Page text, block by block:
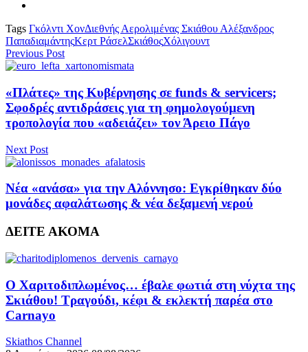
Tags Γκόλντι ΧονΔιεθνής Αερολιμένας Σκιάθου Αλέξανδρος
ΠαπαδιαμάντηςΚερτ ΡάσελΣκιάθοςΧόλιγουντ
Previous Post
«Πλάτες» της Κυβέρνησης σε funds & servicers;
Σφοδρές αντιδράσεις για τη φημολογούμενη
τροπολογία που «αδειάζει» τον Άρειο Πάγο
Next Post
Νέα «ανάσα» για την Αλόννησο: Εγκρίθηκαν δύο
μονάδες αφαλάτωσης & νέα δεξαμενή νερού
ΔΕΙΤΕ ΑΚΟΜΑ
Ο Χαριτοδιπλωμένος… έβαλε φωτιά στη νύχτα της
Σκιάθου! Τραγούδι, κέφι & εκλεκτή παρέα στο
Carnayo
Skiathos Channel